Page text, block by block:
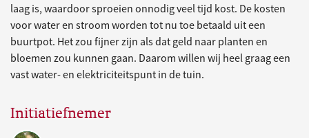
laag is, waardoor sproeien onnodig veel tijd kost. De kosten
voor water en stroom worden tot nu toe betaald uit een
buurtpot. Het zou fijner zijn als dat geld naar planten en
bloemen zou kunnen gaan. Daarom willen wij heel graag een
vast water- en elektriciteitspunt in de tuin.
Initiatiefnemer